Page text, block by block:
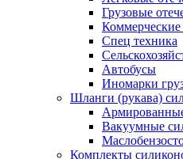
Грузовые
Спец техника
Автобусы
Иномарки
Шланги (рукава)
Вакуумные
Комплекты